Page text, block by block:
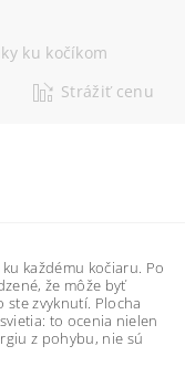
ku kočíkom
Strážiť cenu
každému kočiaru. Po
že môže byť
ste zvyknutí. Plocha
to ocenia nielen
z pohybu, nie sú